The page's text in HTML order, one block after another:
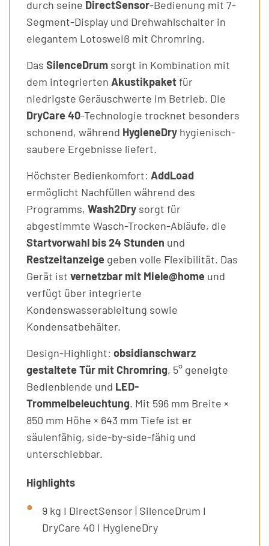
durch seine DirectSensor-Bedienung mit 7-
Segment-Display und Drehwahlschalter in
elegantem Lotosweiß mit Chromring.
Das SilenceDrum sorgt in Kombination mit
dem integrierten Akustikpaketfür
niedrigste Geräuschwerte im Betrieb. Die
DryCare 40-Technologie trocknet besonders
schonend, während HygieneDry hygienisch-
saubere Ergebnisse liefert.
Höchster Bedienkomfort: AddLoad
ermöglicht Nachfüllen während des
Programms, Wash2Dry sorgt für
abgestimmte Wasch-Trocken-Abläufe, die
Startvorwahl bis 24 Stunden und
Restzeitanzeige geben volle Flexibilität. Das
Gerät ist vernetzbar mit Miele@home und
verfügt über integrierte
Kondenswasserableitung sowie
Kondensatbehälter.
Design-Highlight: obsidianschwarz
gestaltete Tür mit Chromring, 5° geneigte
Bedienblende und LED-
Trommelbeleuchtung. Mit 596 mm Breite ×
850 mm Höhe × 643 mm Tiefe ist er
säulenfähig, side-by-side-fähig und
unterschiebbar.
Highlights
9 kg I DirectSensor | SilenceDrum I
DryCare 40 I HygieneDry